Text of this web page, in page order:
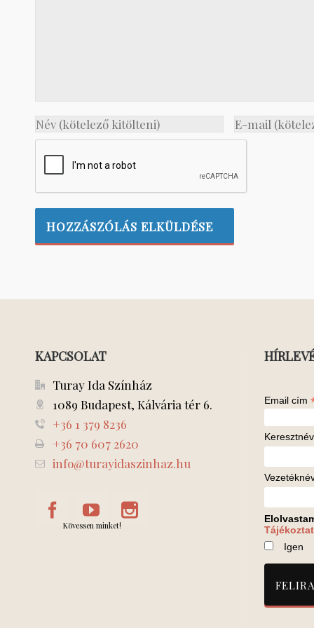
KAPCSOLAT
Turay Ida Színház
1089 Budapest, Kálvária tér 6.
+36 1 379 8236
+36 70 607 2620
info@turayidaszinhaz.hu
Kövessen minket!
Email cím
Keresztnév
Igen